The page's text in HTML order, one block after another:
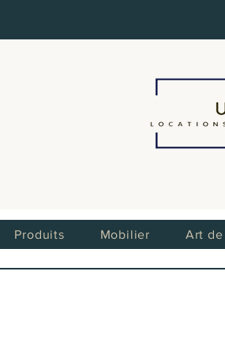
Produits Mobilier Art